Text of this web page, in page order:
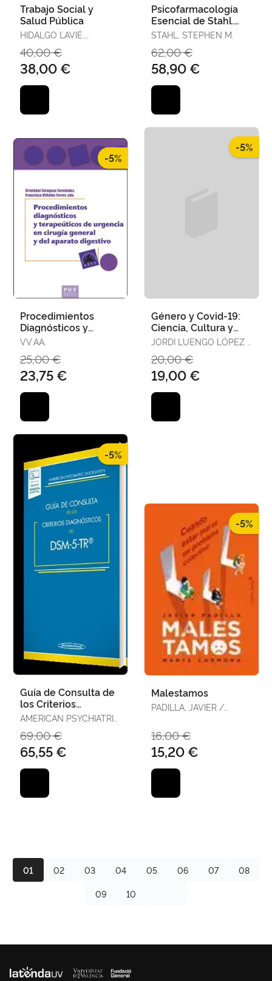
Trabajo Social y
Salud Pública
HIDALGO LAVIÉ,
FERNÁNDEZ, ANA
ISABEL /
URRUTICOECHEA
SÁNCHEZ, BEATRIZ /
40,00 €
38,00 €
Psicofarmacología
Esencial de Stahl.
Bases
Neurocientíficas y
Aplicaciones Práct
STAHL, STEPHEN M.
62,00 €
58,90 €
-5%
Procedimientos
Diagnósticos y
Terapéuticos de
General y del
VV.AA.
25,00 €
23,75 €
-5%
Género y Covid-19:
Ciencia, Cultura y
Ciudadanía en
JORDI LUENGO LÓPEZ /
FUENTES
20,00 €
19,00 €
-5%
Guía de Consulta de
los Criterios
Diagnósticos del
AMERICAN PSYCHIATRIC
69,00 €
65,55 €
-5%
Malestamos
PADILLA, JAVIER /
16,00 €
15,20 €
01 02 03 04 05 06 07 08
09 10